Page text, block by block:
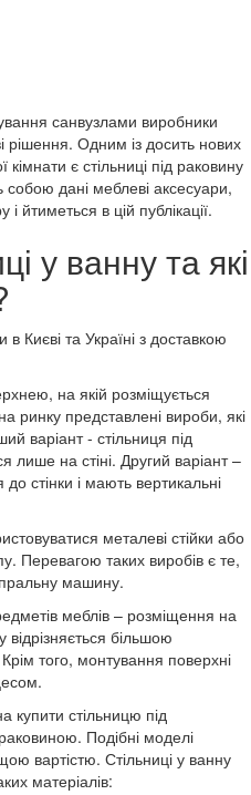
санвузлами виробники
рішення. Одним із досить нових
є стільниці під раковину
дані меблеві аксесуари,
і йтиметься в цій публікації.
у ванну та які
на якій розміщується
ринку представлені вироби, які
варіант - стільниця під
лише на стіні. Другий варіант –
до стінки і мають вертикальні
металеві стійки або
Перевагою таких виробів є те,
машину.
меблів – розміщення на
більшою
того, монтування поверхні
купити стільницю під
Подібні моделі
вартістю. Стільниці у ванну
матеріалів: